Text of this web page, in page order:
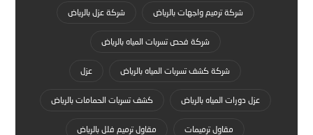
شركة ترميم واجهات بالرياض شركة عزل بالرياض
شركة فحص تسربات المياه بالرياض
شركة كشف تسربات المياه بالرياض عزل
عزل دورات المياه بالرياض كشف تسربات الحمامات بالرياض
مقاول ترميمات مقاول ترميم فلل بالرياض